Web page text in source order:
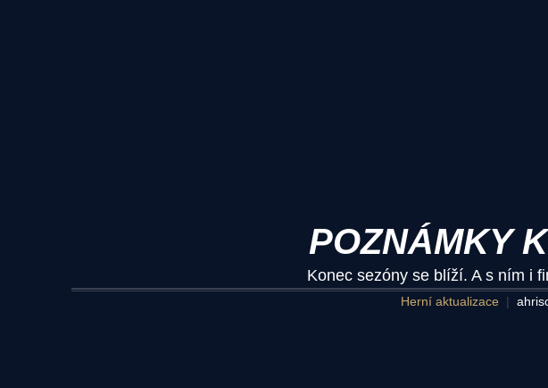
POZNÁMKY
Konec sezóny se blíží. A s ním i
Herní aktualizace